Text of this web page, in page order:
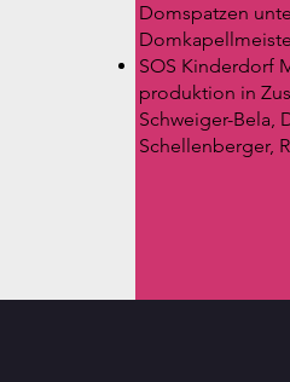
Domspatzen
SOS
produktion in
Schweiger-Bela,
Schellenberger,